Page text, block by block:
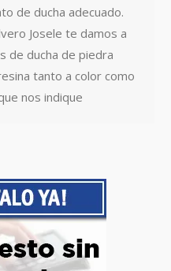
de ducha adecuado.
Josele te damos a
de ducha de piedra
tanto a color como
nos indique